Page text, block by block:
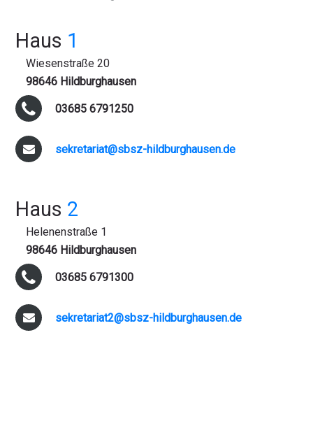
Haus 1
Wiesenstraße 20
98646 Hildburghausen
03685 6791250
sekretariat@sbsz-hildburghausen.de
Haus 2
Helenenstraße 1
98646 Hildburghausen
03685 6791300
sekretariat2@sbsz-hildburghausen.de